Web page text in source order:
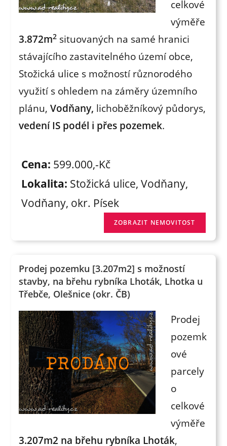
celkové
výměře
3.872m2 situovaných na samé hranici
stávajícího zastavitelného území obce,
Stožická ulice s možností různorodého
využití s ohledem na záměry územního
plánu,Vodňany, lichoběžníkový půdorys,
vedení IS podél i přes pozemek.
Cena: 599.000,-Kč
Lokalita: Stožická ulice, Vodňany,
Vodňany, okr. Písek
Prodej pozemku [3.207m2] s možností
stavby, na břehu rybníka Lhoták, Lhotka u
Třebče, Olešnice (okr. ČB)
Prodej
pozemk
ové
parcely
o
celkové
výměře
3.207m2 na břehu rybníka Lhoták,